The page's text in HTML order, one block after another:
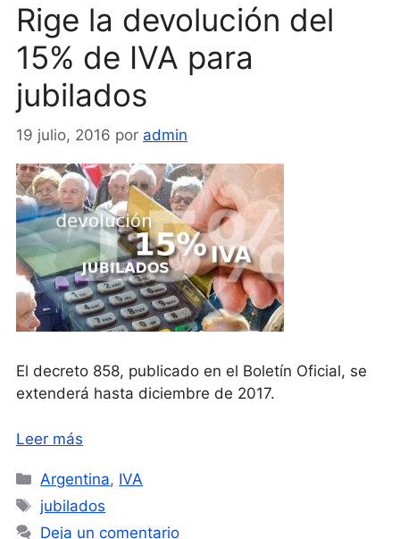
Rige la devolución del
15% de IVA para
jubilados
19 julio, 2016 por admin
El decreto 858, publicado en el Boletín Oficial, se
extenderá hasta diciembre de 2017.
Leer más
Categorías
Argentina, IVA
Etiquetas
jubilados
Deja un comentario